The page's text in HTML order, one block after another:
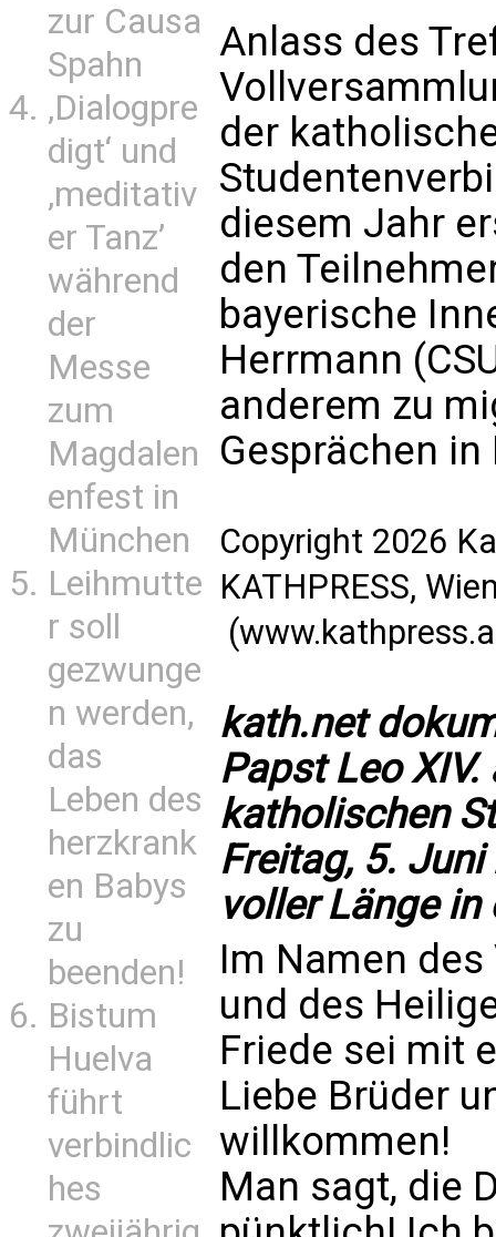
zur Causa
Spahn
‚Dialogpre
digt‘ und
‚meditativ
er Tanz’
während
der
Messe
zum
Magdalen
enfest in
München
Leihmutte
r soll
gezwunge
n werden,
das
Leben des
herzkrank
en Babys
zu
beenden!
Bistum
Huelva
führt
verbindlic
hes
Anlass des
der
diesem Jahr
den
bayerische
Herrmann
anderem zu
Gesprächen
Copyright 2026
KATHPRESS,
(
kath.net
Papst Leo
katholischen
Freitag, 5.
voller Länge
Im Namen
und des
Friede sei mit
Liebe Brüder
willkommen!
Man sagt, die